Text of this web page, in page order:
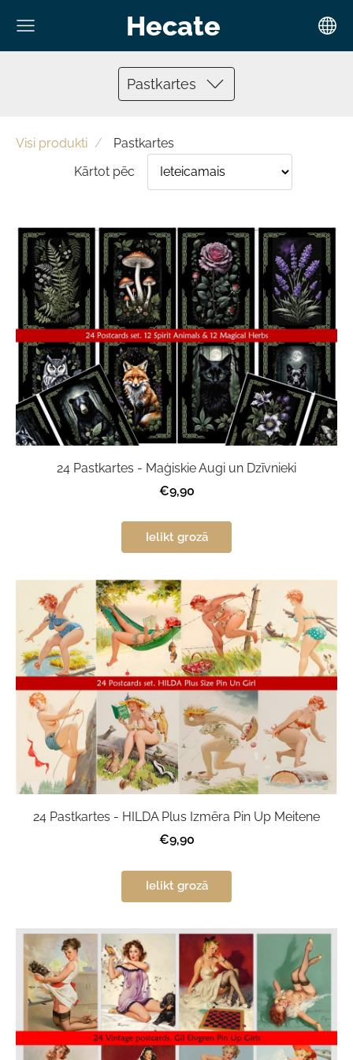
Hecate
Pastkartes
Visi produkti
Pastkartes
Kārtot pēc
24 Pastkartes - Maģiskie Augi un Dzīvnieki
€9,90
Ielikt grozā
24 Pastkartes - HILDA Plus Izmēra Pin Up Meitene
€9,90
Ielikt grozā